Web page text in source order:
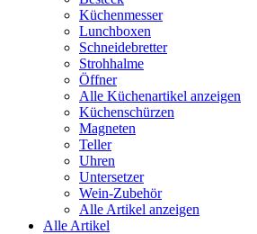
Küchenmesser
Lunchboxen
Schneidebretter
Strohhalme
Öffner
Alle Küchenartikel anzeigen
Küchenschürzen
Magneten
Teller
Uhren
Untersetzer
Wein-Zubehör
Alle Artikel anzeigen
Alle Artikel